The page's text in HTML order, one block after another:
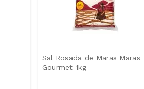
Sal Rosada de Maras Maras
Gourmet 1kg